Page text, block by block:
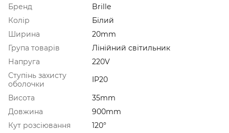
Бренд
Brille
Колір
Білий
Ширина
20mm
Група товарів
Лінійний світильник
Напруга
220V
Ступінь захисту
оболочки
IP20
Висота
35mm
Довжина
900mm
Кут розсіювання
120°